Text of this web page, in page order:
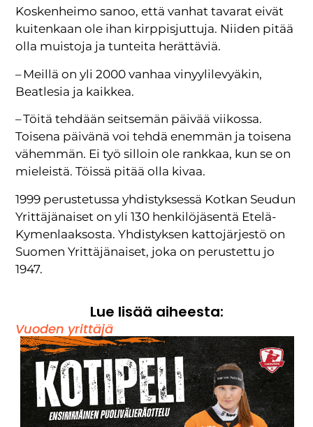
Koskenheimo sanoo, että vanhat tavarat eivät
kuitenkaan ole ihan kirppisjuttuja. Niiden pitää
olla muistoja ja tunteita herättäviä.
– Meillä on yli 2000 vanhaa vinyylilevyäkin,
Beat­lesia ja kaikkea.
– Töitä tehdään seitsemän päivää viikossa.
Toisena päivänä voi tehdä enemmän ja toisena
vähemmän. Ei työ silloin ole rankkaa, kun se on
mieleistä. Töissä pitää olla kivaa.
1999 perustetussa yhdistyksessä Kotkan Seudun
Yrittäjänaiset on yli 130 henkilöjäsentä Etelä-
Kymenlaaksosta. Yhdistyksen kattojärjestö on
Suomen Yrittäjänaiset, joka on perustettu jo
1947.
Lue lisää aiheesta:
Vuoden yrittäjä